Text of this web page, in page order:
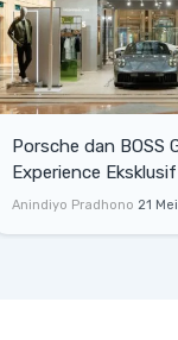
Porsche dan BOSS
Experience
Senayan, Hadirkan
Anindiyo Pradhono 21